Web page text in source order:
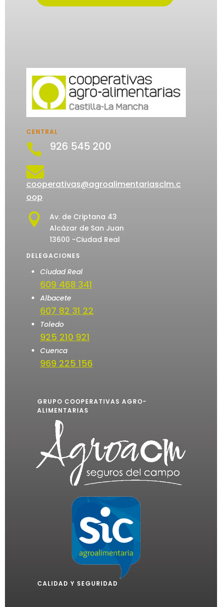
CENTRAL
 926 545 200

cooperativas@agroalimentariasclm.c
oop

Av. de Criptana 43
Alcázar de San Juan
13600 -Ciudad Real
DELEGACIONES
Ciudad Real
609 468 341
Albacete
607 82 31 22
Toledo
925 210 921
Cuenca
969 225 156
GRUPO COOPERATIVAS AGRO-
ALIMENTARIAS
CALIDAD Y SEGURIDAD